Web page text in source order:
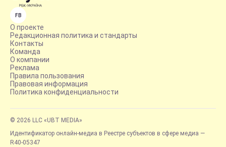
FB
О проекте
Редакционная политика и стандарты
Контакты
Команда
О компании
Реклама
Правила пользования
Правовая информация
Политика конфиденциальности
© 2026 LLC «UBT MEDIA»
Идентификатор онлайн-медиа в Реестре субъектов в сфере медиа —
R40-05347